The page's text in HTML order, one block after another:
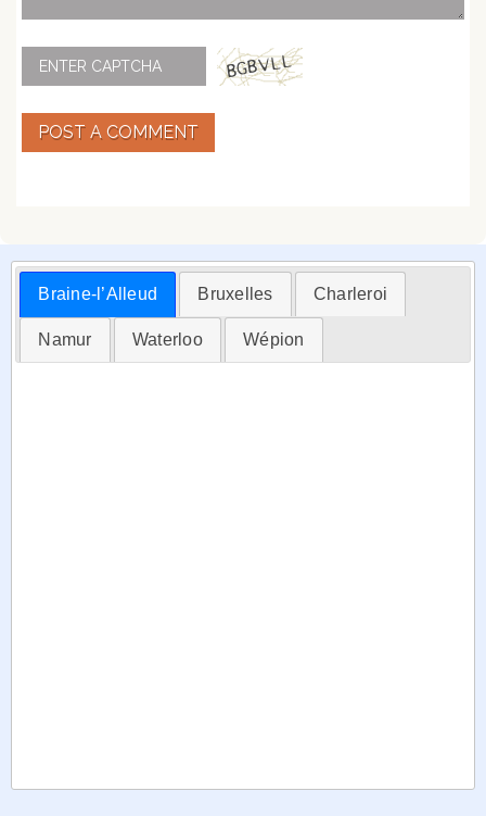
POST A COMMENT
Braine-l’Alleud Bruxelles Charleroi
Namur Waterloo Wépion